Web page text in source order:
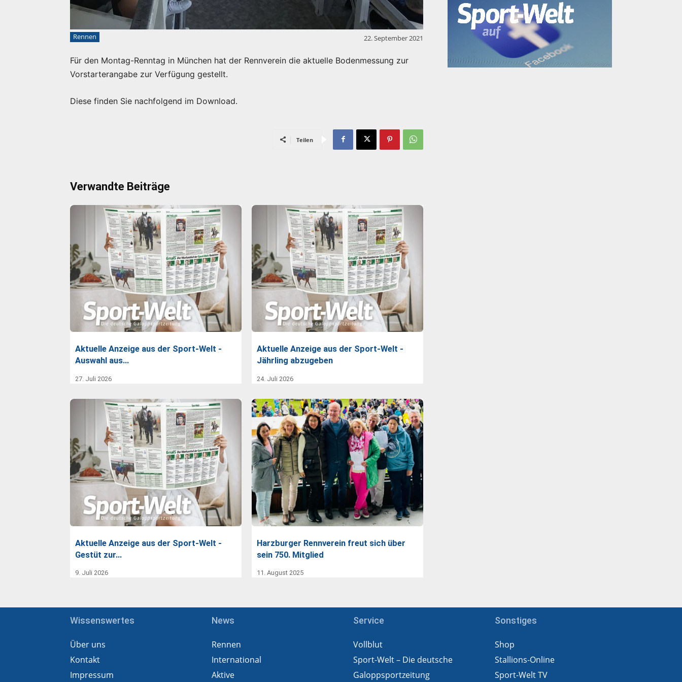
Rennen 22. September 2021
Für den Montag-Renntag in München hat der Rennverein die aktuelle Bodenmessung zur
Vorstarterangabe zur Verfügung gestellt.
Diese finden Sie nachfolgend im Download.
Teilen
Verwandte Beiträge
Aktuelle Anzeige aus der Sport-Welt -
Auswahl aus…
27. Juli 2026
Aktuelle Anzeige aus der Sport-Welt -
Jährling abzugeben
24. Juli 2026
Aktuelle Anzeige aus der Sport-Welt -
Gestüt zur…
9. Juli 2026
Harzburger Rennverein freut sich über
sein 750. Mitglied
11. August 2025
Wissenswertes
Über uns
Kontakt
Impressum
News
Rennen
International
Aktive
Service
Vollblut
Sport-Welt – Die deutsche
Galoppsportzeitung
Sonstiges
Shop
Stallions-Online
Sport-Welt TV